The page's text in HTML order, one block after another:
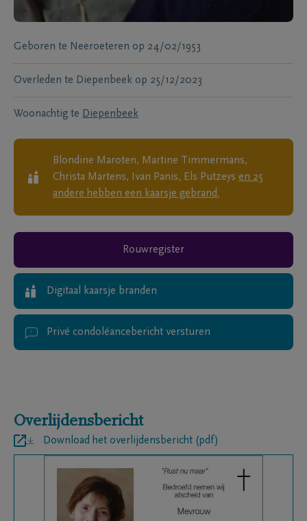
Geboren te Neeroeteren op 24/02/1953
Overleden te Diepenbeek op 25/12/2023
Woonachtig te Diepenbeek
Blondine Maroten, Martine Timmermans,
Christa Martens, Ivan Panis, Els Putzeys en 25
andere hebben een kaarsje gebrand.
Rouwregister
Digitaal kaarsje branden
Privé condoléancebericht versturen
Overlijdensbericht
Download het overlijdensbericht (pdf)